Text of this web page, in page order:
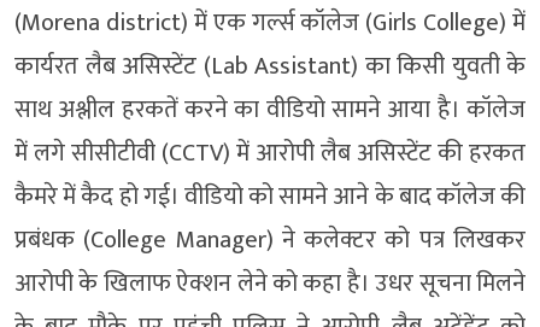
(Morena district) में एक गर्ल्स कॉलेज (Girls College) में
कार्यरत लैब असिस्टेंट (Lab Assistant) का किसी युवती के
साथ अश्लील हरकतें करने का वीडियो सामने आया है। कॉलेज
में लगे सीसीटीवी (CCTV) में आरोपी लैब असिस्टेंट की हरकत
कैमरे में कैद हो गई। वीडियो को सामने आने के बाद कॉलेज की
प्रबंधक (College Manager) ने कलेक्टर को पत्र लिखकर
आरोपी के खिलाफ ऐक्शन लेने को कहा है। उधर सूचना मिलने